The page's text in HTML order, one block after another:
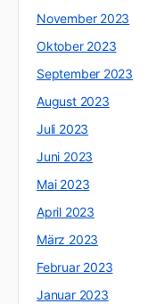
November 2023
Oktober 2023
September 2023
August 2023
Juli 2023
Juni 2023
Mai 2023
April 2023
März 2023
Februar 2023
Januar 2023